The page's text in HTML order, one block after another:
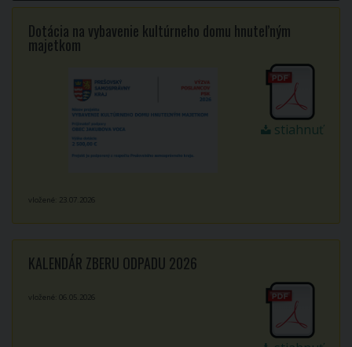
Dotácia na vybavenie kultúrneho domu hnuteľným
majetkom
stiahnuť
vložené: 23.07.2026
KALENDÁR ZBERU ODPADU 2026
vložené: 06.05.2026